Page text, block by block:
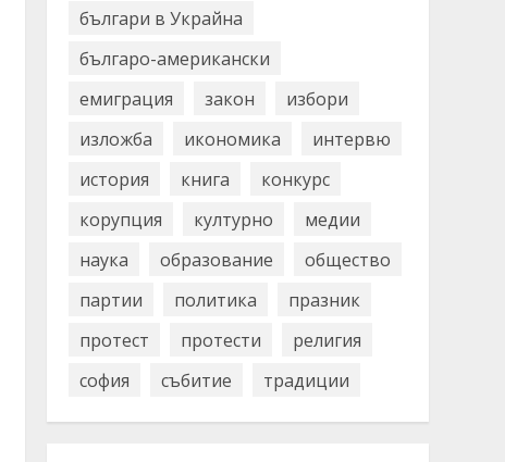
българи в Украйна
българо-американски
емиграция
закон
избори
изложба
икономика
интервю
история
книга
конкурс
корупция
културно
медии
наука
образование
общество
партии
политика
празник
протест
протести
религия
софия
събитие традиции